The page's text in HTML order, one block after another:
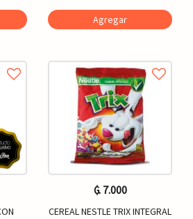
Agregar
₲. 7.000
CEREAL NESTLE TRIX INTEGRAL